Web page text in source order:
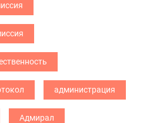
администрация
Адмирал